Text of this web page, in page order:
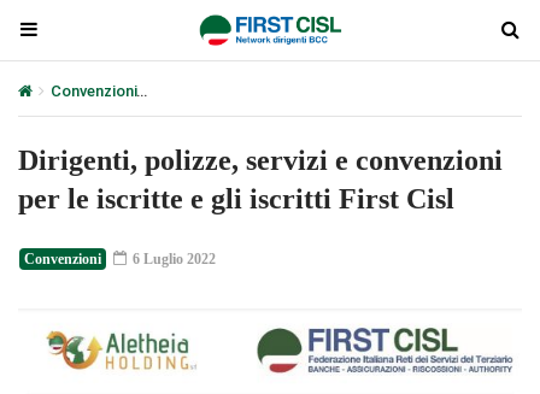
Convenzioni
Dirigenti, polizze, servizi e convenzioni
per le iscritte e gli iscritti First Cisl
Convenzioni 6 Luglio 2022